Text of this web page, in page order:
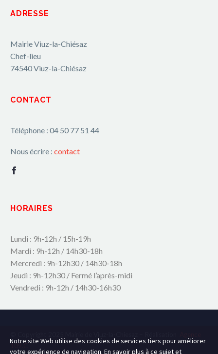
ADRESSE
Mairie Viuz-la-Chiésaz
Chef-lieu
74540 Viuz-la-Chiésaz
CONTACT
Téléphone : 04 50 77 51 44
Nous écrire : contact
HORAIRES
Lundi : 9h-12h / 15h-19h
Mardi : 9h-12h / 14h30-18h
Mercredi : 9h-12h30 / 14h30-18h
Jeudi : 9h-12h30 / Fermé l’après-midi
Vendredi : 9h-12h / 14h30-16h30
109.C
Notre site Web utilise des cookies de services tiers pour améliorer
votre expérience de navigation. En savoir plus à ce sujet et